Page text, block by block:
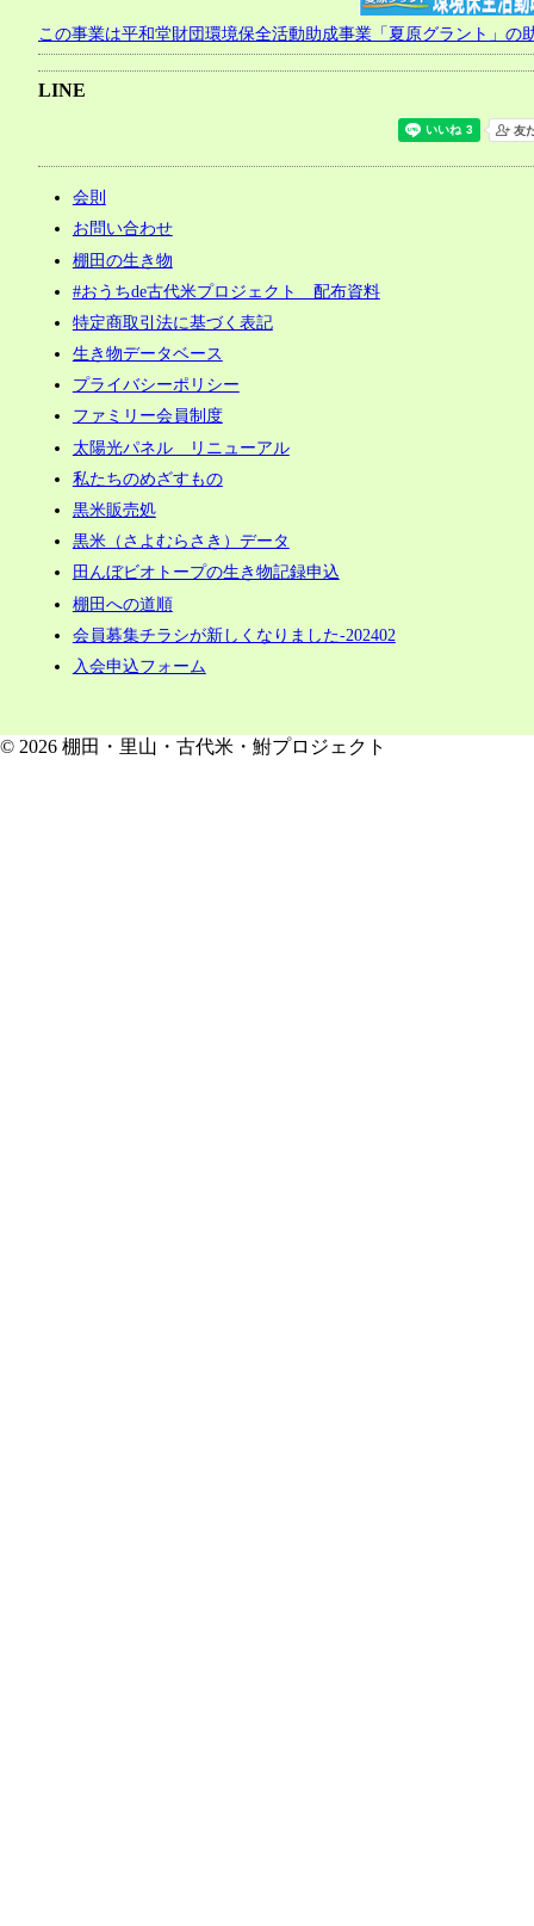
この事業は平和堂財団環境保全活動助成事業「夏原グラント」の
LINE
会則
お問い合わせ
棚田の生き物
#おうちde古代米プロジェクト 配布資料
特定商取引法に基づく表記
生き物データベース
プライバシーポリシー
ファミリー会員制度
太陽光パネル リニューアル
私たちのめざすもの
黒米販売処
黒米（さよむらさき）データ
田んぼビオトープの生き物記録申込
棚田への道順
会員募集チラシが新しくなりました-202402
入会申込フォーム
© 2026 棚田・里山・古代米・鮒プロジェクト